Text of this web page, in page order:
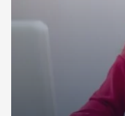
Samelane ist ein in
mit
Norwegen, das seit
Unser Team, das